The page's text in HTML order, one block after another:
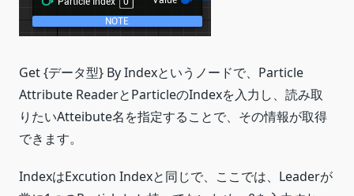
Get {データ型} By Indexというノードで、Particle
Attribute ReaderとParticleのIndexを入力し、読み取
りたいAtteibute名を指定することで、その情報が取得
できます。
IndexはExcution Indexと同じで、ここでは、Leaderが